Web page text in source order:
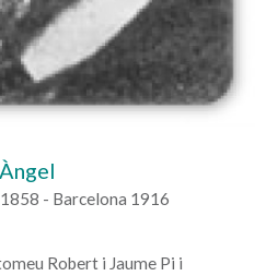
- Barcelona 1916
Robert i Jaume Pi i